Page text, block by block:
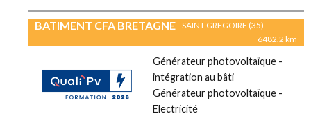
BATIMENT CFA BRETAGNE - SAINT GREGOIRE (35)
6482.2 km
Générateur photovoltaïque -
intégration au bâti
Générateur photovoltaïque -
Electricité